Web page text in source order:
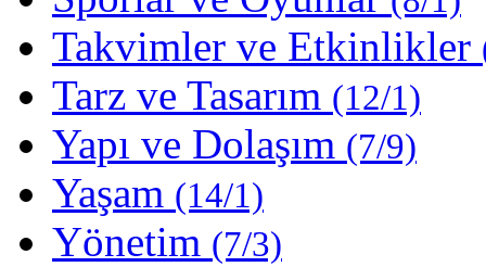
Takvimler ve Etkinlikler
Tarz ve Tasarım (12/1)
Yapı ve Dolaşım (7/9)
Yaşam (14/1)
Yönetim (7/3)